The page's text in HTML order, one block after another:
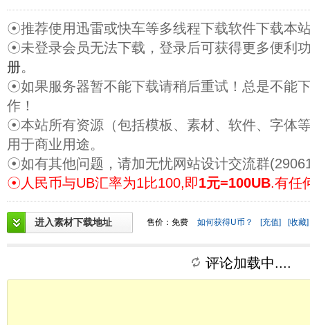
☉推荐使用迅雷或快车等多线程下载软件下载本
☉未登录会员无法下载，登录后可获得更多便利
册。
☉如果服务器暂不能下载请稍后重试！总是不能
作！
☉本站所有资源（包括模板、素材、软件、字体
用于商业用途。
☉如有其他问题，请加无忧网站设计交流群
☉人民币与UB汇率为1比100,即1元=100UB.有任
进入素材下载地址 售价：免费 如何获得U币？ [充值] [收藏]
评论加载中....